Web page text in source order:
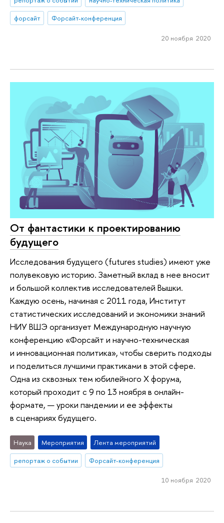
форсайт
Форсайт-конференция
20 ноября 2020
От фантастики к проектированию
будущего
Исследования будущего (futures studies) имеют уже
полувековую историю. Заметный вклад в нее вносит
и большой коллектив исследователей Вышки.
Каждую осень, начиная с 2011 года, Институт
статистических исследований и экономики знаний
НИУ ВШЭ организует Международную научную
конференцию «Форсайт и научно-техническая
и инновационная политика», чтобы сверить подходы
и поделиться лучшими практиками в этой сфере.
Одна из сквозных тем юбилейного Х форума,
который проходит с 9 по 13 ноября в онлайн-
формате, — уроки пандемии и ее эффекты
в сценариях будущего.
Наука Мероприятия
Лента мероприятий
репортаж о событии
Форсайт-конференция
10 ноября 2020